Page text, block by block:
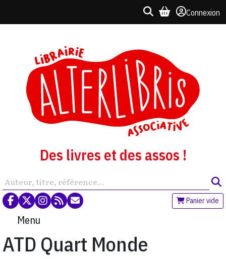
Connexion
Des livres et des assos !
Panier vide
Menu
ATD Quart Monde